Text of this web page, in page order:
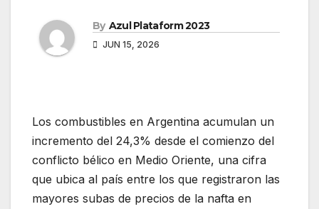
By Azul Plataform 2023
JUN 15, 2026
Los combustibles en Argentina acumulan un
incremento del 24,3% desde el comienzo del
conflicto bélico en Medio Oriente, una cifra
que ubica al país entre los que registraron las
mayores subas de precios de la nafta en